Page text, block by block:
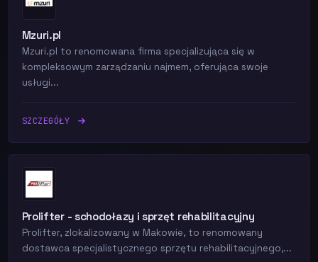
Mzuri.pl
Mzuri.pl to renomowana firma specjalizująca się w
kompleksowym zarządzaniu najmem, oferująca swoje
usługi...
SZCZEGÓŁY
Prolifter - schodołazy i sprzęt rehabilitacyjny
Prolifter, zlokalizowany w Makowie, to renomowany
dostawca specjalistycznego sprzętu rehabilitacyjnego,...